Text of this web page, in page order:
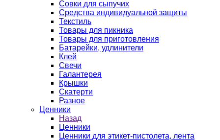
Совки для сыпучих
Средства индивидуальной защиты
Текстиль
Товары для пикника
Товары для приготовления
Батарейки, удлинители
Клей
Свечи
Галантерея
Крышки
Скатерти
Разное
Ценники
Назад
Ценники
Ценники для этикет-пистолета, лента